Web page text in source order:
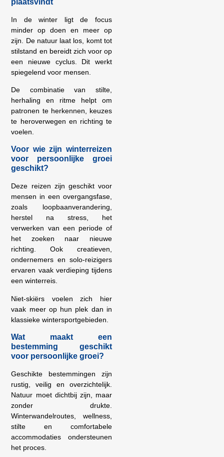
In de winter ligt de focus
minder op doen en meer op
zijn. De natuur laat los, komt tot
stilstand en bereidt zich voor op
een nieuwe cyclus. Dit werkt
spiegelend voor mensen.
De combinatie van stilte,
herhaling en ritme helpt om
patronen te herkennen, keuzes
te heroverwegen en richting te
voelen.
Voor wie zijn winterreizen
voor persoonlijke groei
geschikt?
Deze reizen zijn geschikt voor
mensen in een overgangsfase,
zoals loopbaanverandering,
herstel na stress, het
verwerken van een periode of
het zoeken naar nieuwe
richting. Ook creatieven,
ondernemers en solo-reizigers
ervaren vaak verdieping tijdens
een winterreis.
Niet-skiërs voelen zich hier
vaak meer op hun plek dan in
klassieke wintersportgebieden.
Wat maakt een
bestemming geschikt
voor persoonlijke groei?
Geschikte bestemmingen zijn
rustig, veilig en overzichtelijk.
Natuur moet dichtbij zijn, maar
zonder drukte.
Winterwandelroutes, wellness,
stilte en comfortabele
accommodaties ondersteunen
het proces.